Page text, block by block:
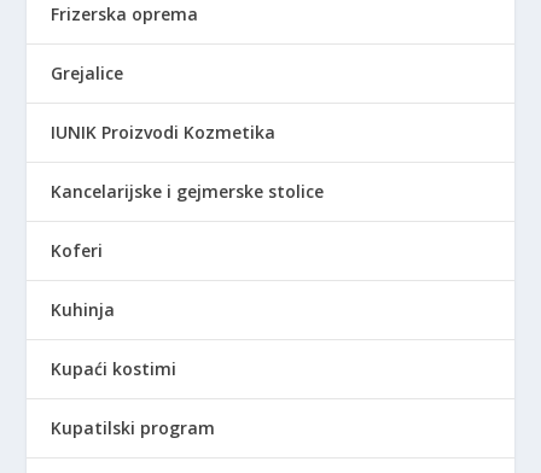
Frizerska oprema
Grejalice
IUNIK Proizvodi Kozmetika
Kancelarijske i gejmerske stolice
Koferi
Kuhinja
Kupaći kostimi
Kupatilski program